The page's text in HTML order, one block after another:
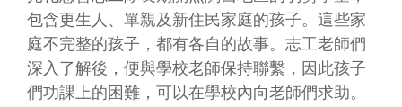
便
民
包含更生人、單親及新住民家庭的孩子。這些家
庭不完整的孩子，都有各自的故事。志工老師們
深入了解後，便與學校老師保持聯繫，因此孩子
們功課上的困難，可以在學校內向老師們求助。